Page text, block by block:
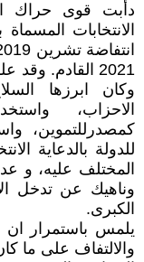
دأبت قوى حراك
الانتخابات
2021 القادم.
وكان ابرزها
الاحزاب،
كمصدرللتموين،
للدولة بالدعاية
المختلف عليه، و
وناهيك عن تدخل
الكبرى.
يلمس باستمرار ان
والالتفاف على ما